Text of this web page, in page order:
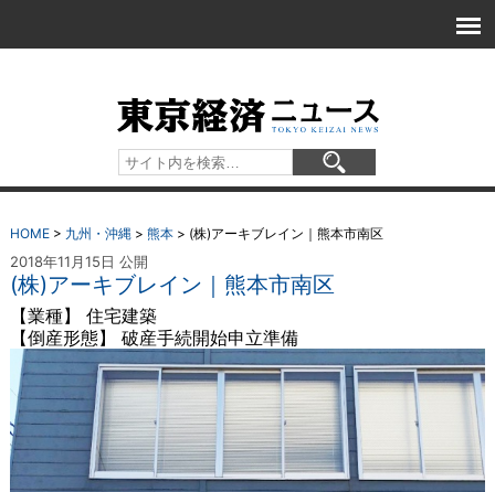
HOME> 九州・沖縄> 熊本> (株)アーキブレイン｜熊本市南区
2018年11月15日 公開
(株)アーキブレイン｜熊本市南区
【業種】 住宅建築
【倒産形態】 破産手続開始申立準備